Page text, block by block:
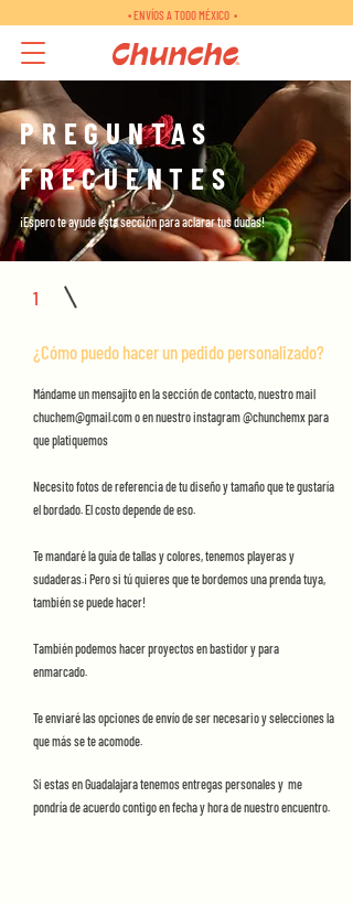
• ENVÍOS A TODO MÉXICO •
¡Espero te ayude esta sección para aclarar tus dudas!
PREGUNTAS
FRECUENTES
1
¿Cómo puedo hacer un pedido personalizado?
Mándame un mensajito en la sección de contacto, nuestro mail
chuchem@gmail.como en nuestro instagram @chunchemx para
que platiquemos
Necesito fotos de referencia de tu diseño y tamaño que te gustaría
el bordado. El costo depende de eso.
Te mandaré la guía de tallas y colores, tenemos playeras y
sudaderas.¡ Pero si tú quieres que te bordemos una prenda tuya,
también se puede hacer!
También podemos hacer proyectos en bastidor y para
enmarcado.
Te enviaré las opciones de envío de ser necesario y selecciones la
que más se te acomode.
Si estas en Guadalajara tenemos entregas personales y me
pondría de acuerdo contigo en fecha y hora de nuestro encuentro.